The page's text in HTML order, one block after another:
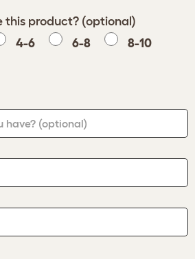
this product? (optional)
4-6 6-8 8-10
have? (optional)